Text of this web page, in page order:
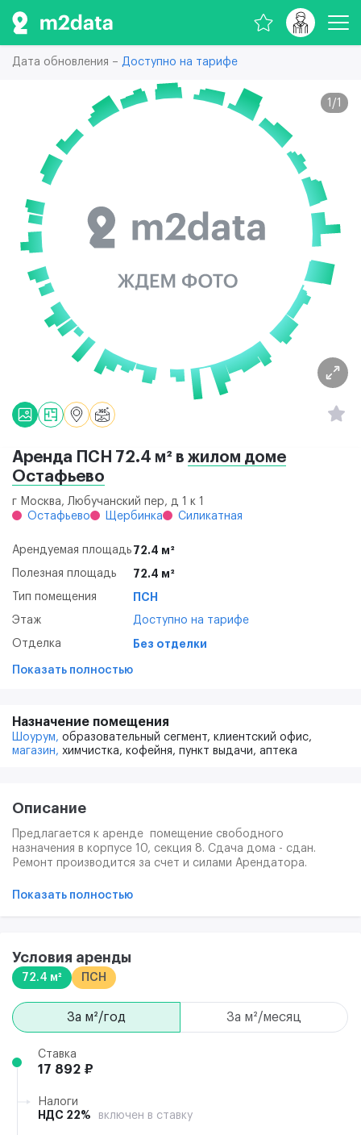
Дата обновления – Доступно на тарифе
1 /1
Аренда ПСН 72.4 м² в жилом доме
Остафьево
г Москва, Любучанский пер, д 1 к 1
Остафьево
Щербинка Силикатная
Арендуемая площадь 72.4 м²
Полезная площадь 72.4 м²
Тип помещения ПСН
Этаж Доступно на тарифе
Отделка Без отделки
Показать полностью
Назначение помещения
Шоурум, образовательный сегмент, клиентский офис,
магазин, химчистка, кофейня, пункт выдачи, аптека
Описание
Предлагается к аренде помещение свободного
назначения в корпусе 10, секция 8. Сдача дома - сдан.
Ремонт производится за счет и силами Арендатора.
внутренняя приемка и помещение будет передано
предоставляется в индивидуальном порядке (обсуждается
на просмотре помещения).
В «Остафьево» есть плейхаб «Маяк», который
качества. Внутри парка — тематические острова для детей
разных возрастов, лавочки и беседки для родителей.
Показать полностью
Условия аренды
72.4 м² ПСН
за м²/год за м²/месяц
Ставка
17 892 ₽
Налоги
НДС 22%
включен в ставку